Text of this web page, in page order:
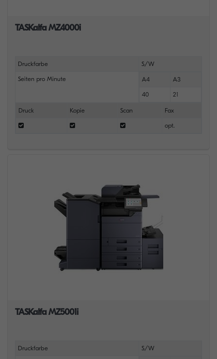
TASKalfa MZ4000i
Druckfarbe S/W
Seiten pro Minute A4 A3
40 21
Druck Kopie Scan Fax
opt.
TASKalfa MZ5001i
Druckfarbe S/W